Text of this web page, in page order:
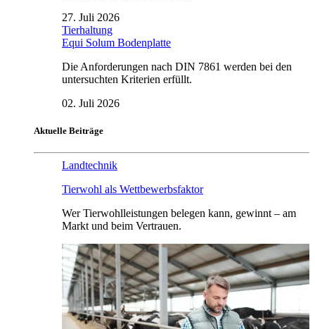
27. Juli 2026
Tierhaltung
Equi Solum Bodenplatte
Die Anforderungen nach DIN 7861 werden bei den
untersuchten Kriterien erfüllt.
02. Juli 2026
Aktuelle Beiträge
Landtechnik
Tierwohl als Wettbewerbsfaktor
Wer Tierwohlleistungen belegen kann, gewinnt – am
Markt und beim Vertrauen.